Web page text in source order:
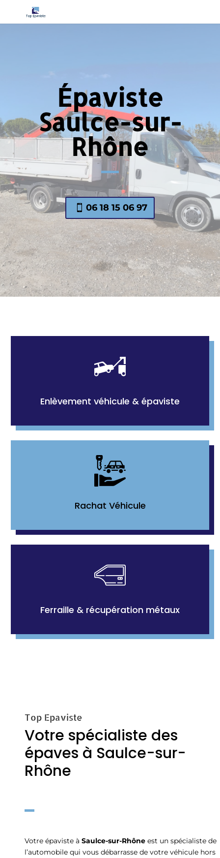
Épaviste
Saulce-sur-
Rhône
06 18 15 06 97
Enlèvement véhicule & épaviste
Rachat Véhicule
Ferraille & récupération métaux
Top Epaviste
Votre spécialiste des
épaves à Saulce-sur-
Rhône
Votre épaviste à Saulce-sur-Rhône est un spécialiste de
l’automobile qui vous débarrasse de votre véhicule hors